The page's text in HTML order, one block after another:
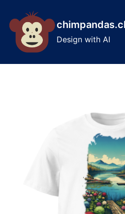
content
Design with AI